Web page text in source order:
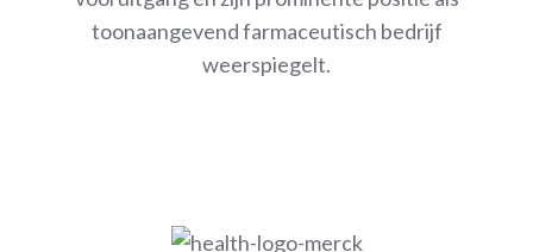
toonaangevend farmaceutisch bedrijf
weerspiegelt.